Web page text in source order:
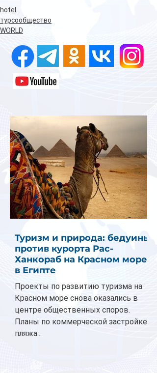
hotel
турсообщество
WORLD
Туризм и природа: бедуины
против курорта Рас-
Ханкораб на Красном море
в Египте
Проекты по развитию туризма на
Красном море снова оказались в
центре общественных споров.
Планы по коммерческой застройке
пляжа...